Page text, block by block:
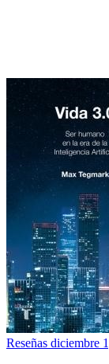
Reseñas diciembre